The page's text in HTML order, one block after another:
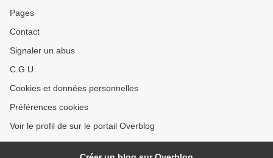
Pages
Contact
Signaler un abus
C.G.U.
Cookies et données personnelles
Préférences cookies
Voir le profil de sur le portail Overblog